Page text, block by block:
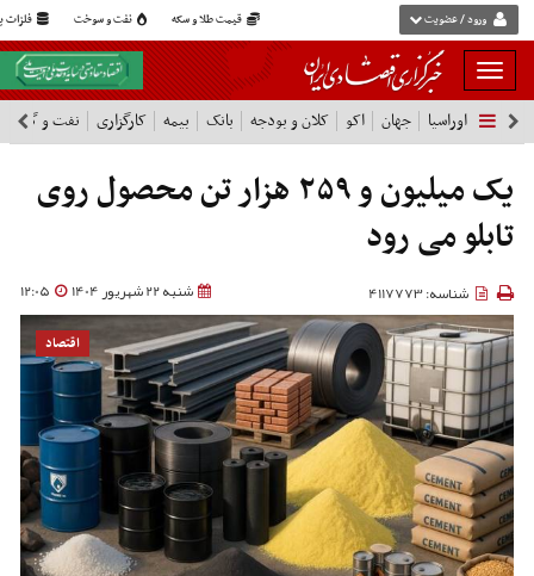
قیمت طلا و سکه نفت و سوخت فلزات ورود / عضویت
بار
و
بسته
نمودن
فهرست
اوراسیا جهان اکو کلان و بودجه بانک بیمه کارگزاری نفت و گاز
یک میلیون و ۲۵۹ هزار تن محصول روی
تابلو می رود
شنبه 22 شهریور 1404 12:05 شناسه: 4117773
اقتصاد